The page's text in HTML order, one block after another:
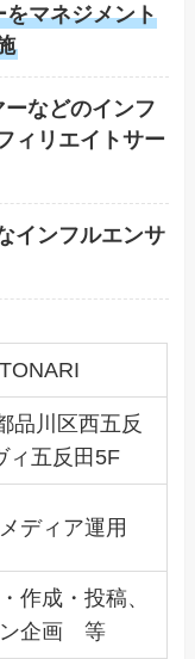
マネジメント
などのインフ
ィリエイトサー
インフルエンサ
品川区西五反
ィ五反田5F
ディア運用
作成・投稿、
ン企画 等